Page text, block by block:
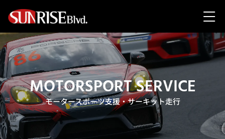
MOTORSPORT SERVICE
モータースポーツ支援・サーキット走行